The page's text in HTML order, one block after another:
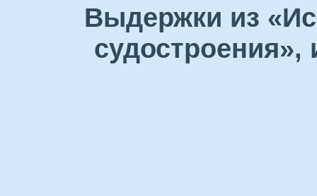
Выдержки из
судостроения»,